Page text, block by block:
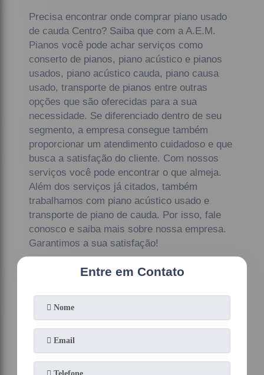
Precisa encontrar onde comprar piano usado
de cauda Centro? Saiba que com a A.E.M.
Pianos você pode achar serviços como
conserto de pianos, piano acústico e pianos
usados, piano acústico cauda, piano causa
usado, transporte de pianos entre outras
opções que são oferecidas para a sua
necessidade. Se diferenciado dentro de seu
segmento, a empresa consegue também
proporcionar um atendimento cuidadoso e que
busca a satisfação do cliente. Com nossos
serviços você pode encontrar o que almeja.
Além dos serviços já citados, também
trabalhamos com piano acústico usado e
transporte de piano de cauda. Por isso, fale
conosco e saiba mais sobre nossa empresa.
Garantimos a sua satisfação!
Entre em Contato